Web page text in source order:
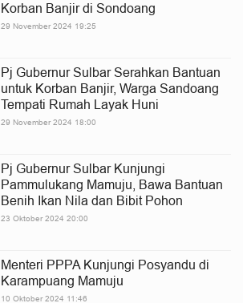
Korban Banjir di Sondoang
29 November 2024 19:25
Pj Gubernur Sulbar Serahkan Bantuan
untuk Korban Banjir, Warga Sandoang
Tempati Rumah Layak Huni
29 November 2024 18:00
Pj Gubernur Sulbar Kunjungi
Pammulukang Mamuju, Bawa Bantuan
Benih Ikan Nila dan Bibit Pohon
23 Oktober 2024 20:00
Menteri PPPA Kunjungi Posyandu di
Karampuang Mamuju
10 Oktober 2024 11:46